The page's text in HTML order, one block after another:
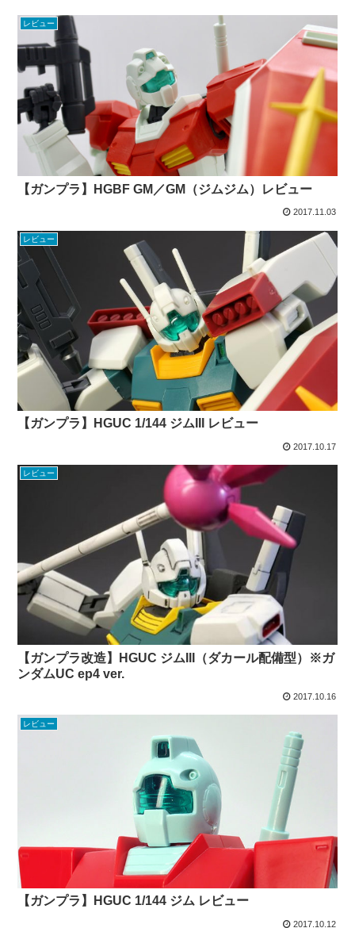
レビュー
【ガンプラ】HGBF GM／GM（ジムジム）レビュー
2017.11.03
レビュー
【ガンプラ】HGUC 1/144 ジムIII レビュー
2017.10.17
レビュー
【ガンプラ改造】HGUC ジムIII（ダカール配備型）※ガ
ンダムUC ep4 ver.
2017.10.16
レビュー
【ガンプラ】HGUC 1/144 ジム レビュー
2017.10.12